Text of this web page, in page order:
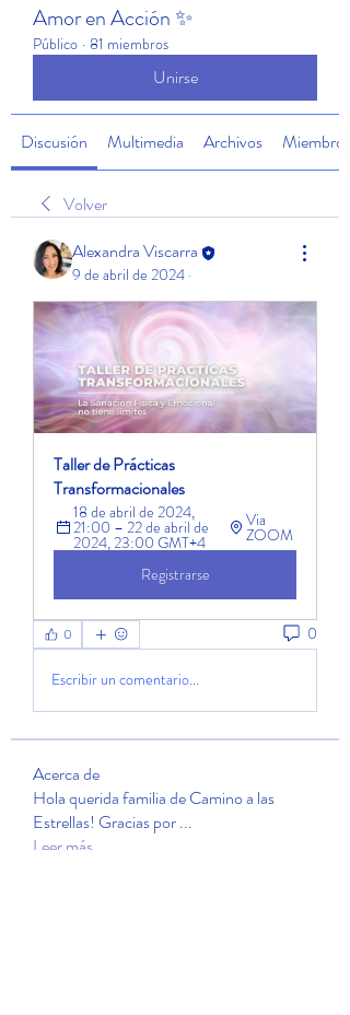
Amor en Acción ✨
Público · 81 miembros
Unirse
Discusión Multimedia Archivos Miembros
Volver
Alexandra Viscarra
9 de abril de 2024 ·
Taller de Prácticas
Transformacionales
18 de abril de 2024,
21:00 – 22 de abril de
2024, 23:00 GMT+4
Via
ZOOM
Registrarse
0 0
Escribir un comentario...
Acerca de
Hola querida familia de Camino a las
Estrellas! Gracias por...
Leer más